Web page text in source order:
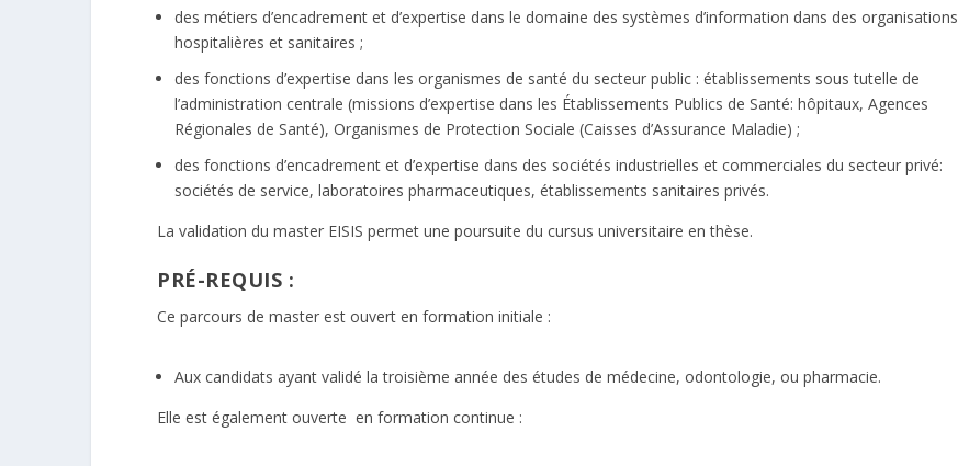
des métiers d’encadrement et d’expertise dans le domaine des systèmes d’information dans des organisations
hospitalières et sanitaires ;
des fonctions d’expertise dans les organismes de santé du secteur public : établissements sous tutelle de
l’administration centrale (missions d’expertise dans les Établissements Publics de Santé: hôpitaux, Agences
Régionales de Santé), Organismes de Protection Sociale (Caisses d’Assurance Maladie) ;
des fonctions d’encadrement et d’expertise dans des sociétés industrielles et commerciales du secteur privé:
sociétés de service, laboratoires pharmaceutiques, établissements sanitaires privés.
La validation du master EISIS permet une poursuite du cursus universitaire en thèse.
PRÉ-REQUIS :
Ce parcours de master est ouvert en formation initiale :
Aux candidats ayant validé la troisième année des études de médecine, odontologie, ou pharmacie.
Elle est également ouverte en formation continue :